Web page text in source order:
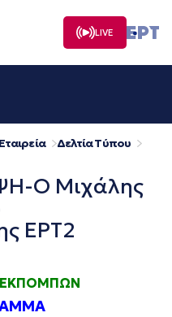
LIVE
Δελτία Τύπου
Ο Μιχάλης
ΕΡΤ2
ΕΚΠΟΜΠΩΝ